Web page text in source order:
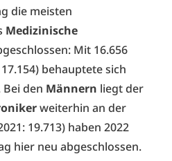
die meisten
Medizinische
Mit 16.656
behauptete sich
den Männern liegt der
weiterhin an der
19.713) haben 2022
hier neu abgeschlossen.